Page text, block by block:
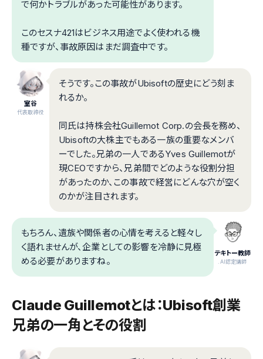
で何かトラブルがあった可能性があります。
このセスナ421はビジネス用途でよく使われる機
種ですが、事故原因はまだ調査中です。
室谷
代表取締役
そうです。この事故がUbisoftの歴史にどう刻ま
れるか。
同氏は持株会社Guillemot Corp.の会長を務め、
Ubisoftの大株主でもある一族の重要なメンバ
ーでした。兄弟の一人であるYves Guillemotが
現CEOですから、兄弟間でどのような役割分担
があったのか、この事故で経営にどんな穴が空く
のかが注目されます。
テキトー教師
.AI認定講師
もちろん、遺族や関係者の心情を考えると軽々し
く語れませんが、企業としての影響を冷静に見極
める必要がありますね。
Claude Guillemotとは：Ubisoft創業
兄弟の一角とその役割